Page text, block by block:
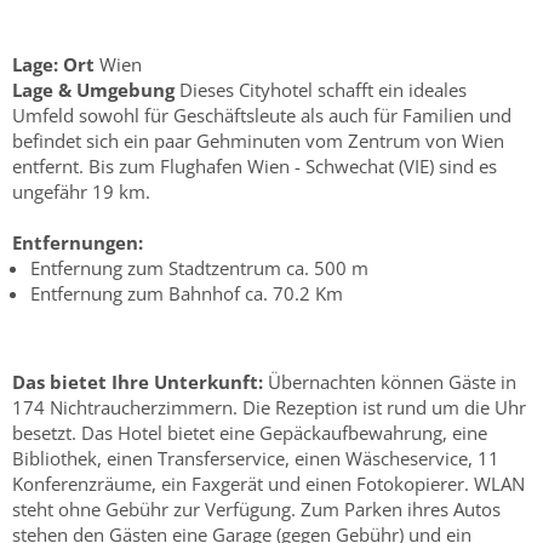
Lage: Ort Wien
Lage & UmgebungDieses Cityhotel schafft ein ideales
Umfeld sowohl für Geschäftsleute als auch für Familien und
befindet sich ein paar Gehminuten vom Zentrum von Wien
entfernt. Bis zum Flughafen Wien - Schwechat (VIE) sind es
ungefähr 19 km.
Entfernungen:
Entfernung zum Stadtzentrum ca. 500 m
Entfernung zum Bahnhof ca. 70.2 Km
Das bietet Ihre Unterkunft: Übernachten können Gäste in
174 Nichtraucherzimmern. Die Rezeption ist rund um die Uhr
besetzt. Das Hotel bietet eine Gepäckaufbewahrung, eine
Bibliothek, einen Transferservice, einen Wäscheservice, 11
Konferenzräume, ein Faxgerät und einen Fotokopierer. WLAN
steht ohne Gebühr zur Verfügung. Zum Parken ihres Autos
stehen den Gästen eine Garage (gegen Gebühr) und ein